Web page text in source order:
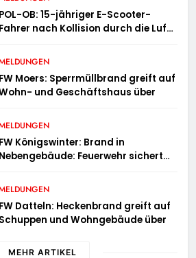
POL-OB: 15-jähriger E-Scooter-
Fahrer nach Kollision durch die Luft
FW Moers: Sperrmüllbrand greift auf
und Geschäftshaus über
FW Königswinter: Brand in
Nebengebäude: Feuerwehr sichert
FW Datteln: Heckenbrand greift auf
Schuppen und Wohngebäude über
MEHR ARTIKEL